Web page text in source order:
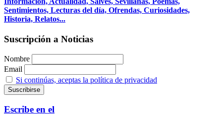
Sentimientos, Lecturas del día, Ofrendas, Curiosidades,
Historia, Relatos...
Suscripción a Noticias
Nombre
Email
Si continúas, aceptas la política de privacidad
Escribe en el